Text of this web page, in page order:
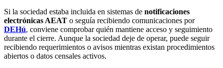
Si la sociedad estaba incluida en sistemas de notificaciones
electrónicas AEAT o seguía recibiendo comunicaciones por
DEHú, conviene comprobar quién mantiene acceso y seguimiento
durante el cierre. Aunque la sociedad deje de operar, puede seguir
recibiendo requerimientos o avisos mientras existan procedimientos
abiertos o datos censales activos.